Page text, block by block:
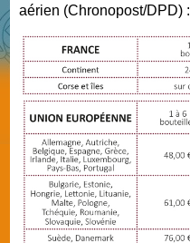
aérien (Chronopost/DPD) :